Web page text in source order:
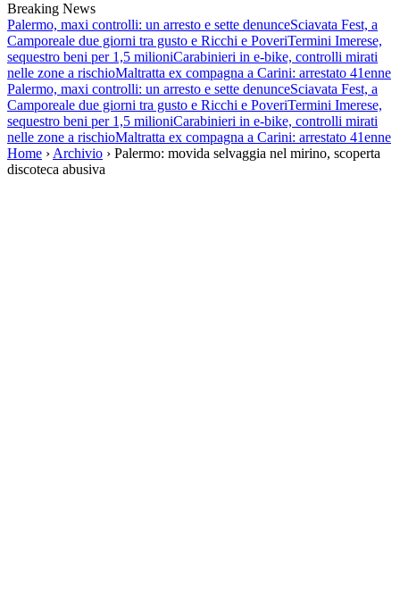
Breaking News
Palermo, maxi controlli: un arresto e sette denunceSciavata Fest, a
Camporeale due giorni tra gusto e Ricchi e PoveriTermini Imerese,
sequestro beni per 1,5 milioniCarabinieri in e-bike, controlli mirati
nelle zone a rischioMaltratta ex compagna a Carini: arrestato 41enne
Palermo, maxi controlli: un arresto e sette denunceSciavata Fest, a
Camporeale due giorni tra gusto e Ricchi e PoveriTermini Imerese,
sequestro beni per 1,5 milioniCarabinieri in e-bike, controlli mirati
nelle zone a rischioMaltratta ex compagna a Carini: arrestato 41enne
Home › Archivio › Palermo: movida selvaggia nel mirino, scoperta
discoteca abusiva